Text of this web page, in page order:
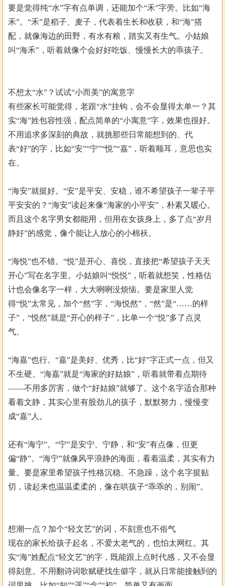
要是觉得纯“水”字有点单调，还能加个“禾”字旁。比如“海
禾”。“禾”是稻子、麦子，代表着生长和收获，和“海”搭
配，就像海边的田野，有水有粮，踏实又有生气。小姑娘
叫“海禾”，听着就像个会好好吃饭、慢慢长大的乖孩子。
不想太“水”？试试“小而美”的寓意字
有些家长可能觉得，老跟“水”挂钩，会不会显得太单一？其
实“海”姓包容性强，配点简单的“小寓意”字，效果也很好。
不用追求多深刻的典故，就挑那些日常能想到的、代
表“好”的字，比如“安”“宁”“悦”“嘉”，听着顺耳，意思也实
在。
“海安”就挺好。“安”是平安、安稳，谁不希望孩子一辈子平
平安安的？“海安”读起来像“海家的小平安”，朴素又暖心。
而且这个名字男女都能用，但用在女孩身上，多了点“岁月
静好”的感觉，像个能让人放心的小棉袄。
“海悦”也不错。“悦”是开心、喜悦，直接把“希望孩子天天
开心”写在名字里。小姑娘叫“悦悦”，听着就想笑，性格估
计也会像名字一样，大大咧咧没烦恼。要是家里人觉
得“悦”太常见，加个“然”字，“海悦然”，“然”是“……的样
子”，“悦然”就是“开心的样子”，比单一个“悦”多了点灵
气。
“海嘉”也行。“嘉”是美好、优秀，比“好”字正式一点，但又
不生硬。“海嘉”就是“海家的好姑娘”，听着就带着点期待
——不用多厉害，做个“好姑娘”就够了。这个名字适合那种
看着文静，其实心里有股劲儿的孩子，默默努力，慢慢变
成“嘉”人。
还有“海宁”。“宁”是安宁、宁静，和“安”有点像，但更
偏“静”。“海宁”就像风平浪静的海面，看着温柔，其实有力
量。要是家里希望孩子性格沉稳、不急躁，这个名字挺贴
切，读起来也温温柔柔的，像在哄孩子“乖乖的，别闹”。
想潮一点？加个“轻文艺”的词，不刻意也不俗气
现在的家长给孩子起名，不爱太老气的，也怕太网红。其
实“海”姓配点“轻文艺”的字，既能跟上点时代感，又不会显
得刻意。不用翻诗词歌赋硬找生僻字，就从日常能接触到的